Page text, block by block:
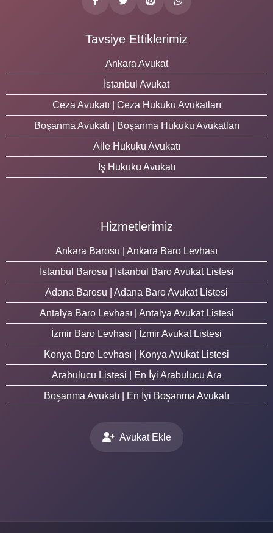
Tavsiye Ettiklerimiz
Ankara Avukat
İstanbul Avukat
Ceza Avukatı | Ceza Hukuku Avukatları
Boşanma Avukatı | Boşanma Hukuku Avukatları
Aile Hukuku Avukatı
İş Hukuku Avukatı
Hizmetlerimiz
Ankara Barosu | Ankara Baro Levhası
İstanbul Barosu | İstanbul Baro Avukat Listesi
Adana Barosu | Adana Baro Avukat Listesi
Antalya Baro Levhası | Antalya Avukat Listesi
İzmir Baro Levhası | İzmir Avukat Listesi
Konya Baro Levhası | Konya Avukat Listesi
Arabulucu Listesi | En İyi Arabulucu Ara
Boşanma Avukatı | En İyi Boşanma Avukatı
Avukat Ekle